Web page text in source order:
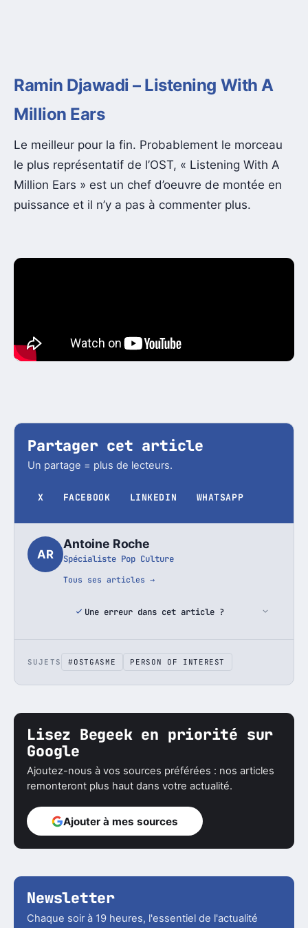
Ramin Djawadi – Listening With A
Million Ears
Le meilleur pour la fin. Probablement le morceau
le plus représentatif de l’OST, « Listening With A
Million Ears » est un chef d’oeuvre de montée en
puissance et il n’y a pas à commenter plus.
Partager cet article
Un partage = plus de lecteurs.
X FACEBOOK LINKEDIN WHATSAPP
AR
Antoine Roche
Spécialiste Pop Culture
Tous ses articles →
Une erreur dans cet article ?
SUJETS #OSTGASME PERSON OF INTEREST
Lisez Begeek en priorité sur
Google
Ajoutez-nous à vos sources préférées : nos articles
remonteront plus haut dans votre actualité.
Ajouter à mes sources
Newsletter
Chaque soir à 19 heures, l'essentiel de l'actualité